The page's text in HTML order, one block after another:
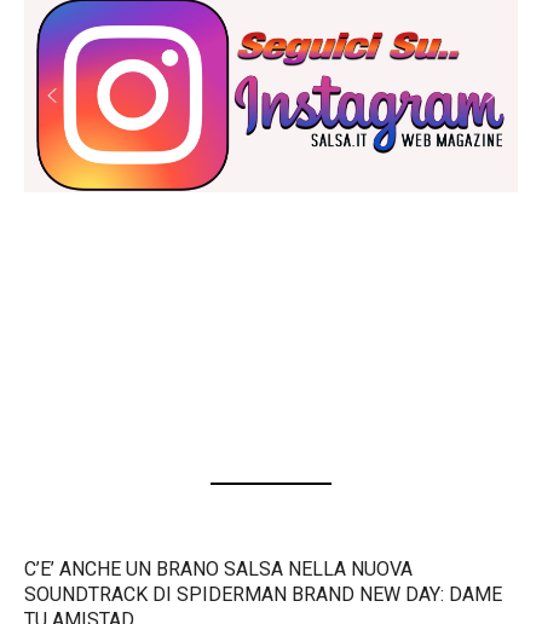
C’E’ ANCHE UN BRANO SALSA NELLA NUOVA
SOUNDTRACK DI SPIDERMAN BRAND NEW DAY: DAME